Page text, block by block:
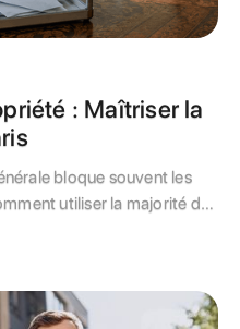
: Maîtriser la
bloque souvent les
utiliser la majorité de